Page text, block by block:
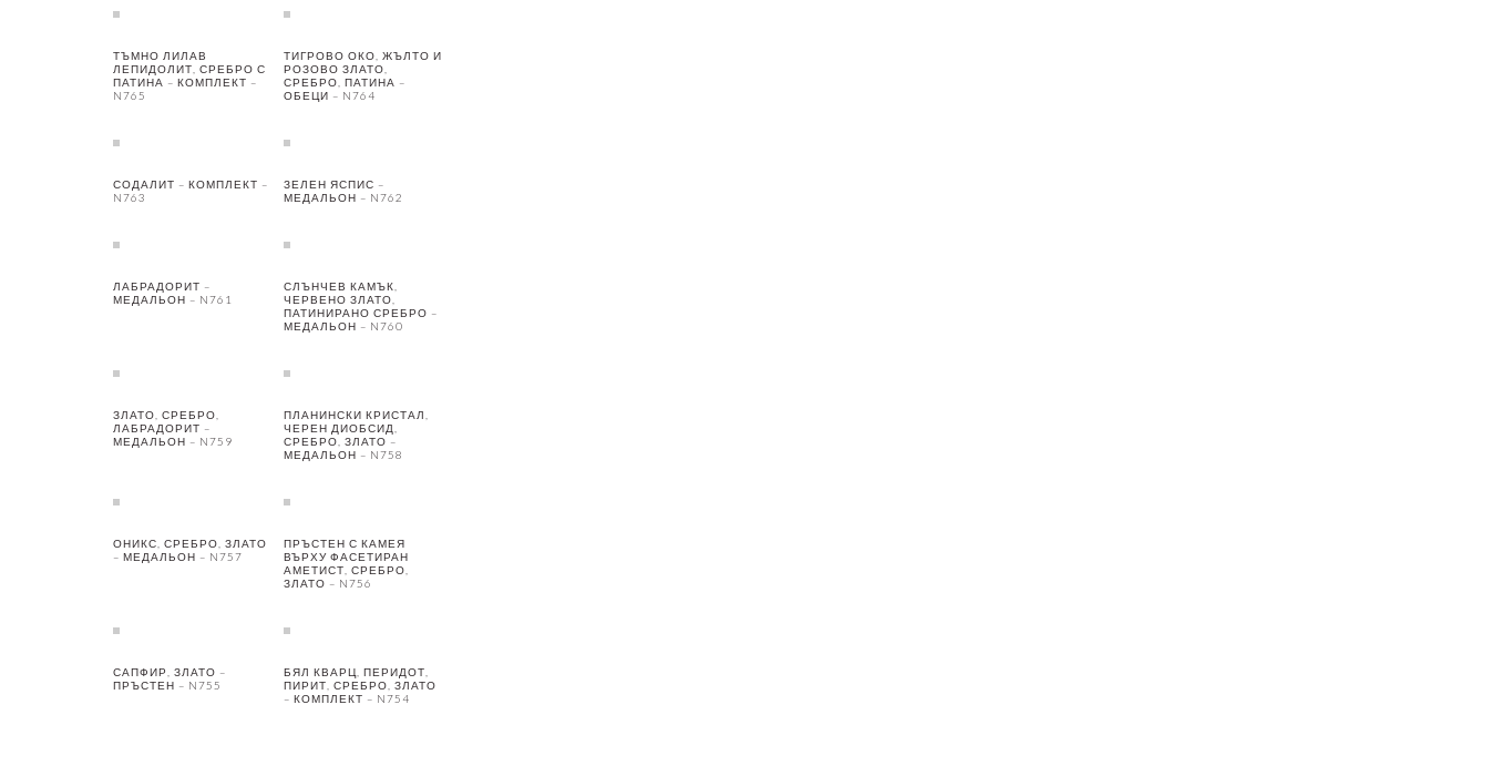
ТЪМНО ЛИЛАВ
ЛЕПИДОЛИТ, СРЕБРО С
ПАТИНА – КОМПЛЕКТ –
N765
ТИГРОВО ОКО, ЖЪЛТО И
РОЗОВО ЗЛАТО,
СРЕБРО, ПАТИНА –
ОБЕЦИ – N764
СОДАЛИТ – КОМПЛЕКТ –
N763
ЗЕЛЕН ЯСПИС –
МЕДАЛЬОН – N762
ЛАБРАДОРИТ –
МЕДАЛЬОН – N761
СЛЪНЧЕВ КАМЪК,
ЧЕРВЕНО ЗЛАТО,
ПАТИНИРАНО СРЕБРО –
МЕДАЛЬОН – N760
ЗЛАТО, СРЕБРО,
ЛАБРАДОРИТ –
МЕДАЛЬОН – N759
ПЛАНИНСКИ КРИСТАЛ,
ЧЕРЕН ДИОБСИД,
СРЕБРО, ЗЛАТО –
МЕДАЛЬОН – N758
ОНИКС, СРЕБРО, ЗЛАТО
– МЕДАЛЬОН – N757
ПРЪСТЕН С КАМЕЯ
ВЪРХУ ФАСЕТИРАН
АМЕТИСТ, СРЕБРО,
ЗЛАТО – N756
САПФИР, ЗЛАТО –
ПРЪСТЕН – N755
БЯЛ КВАРЦ, ПЕРИДОТ,
ПИРИТ, СРЕБРО, ЗЛАТО
– КОМПЛЕКТ – N754